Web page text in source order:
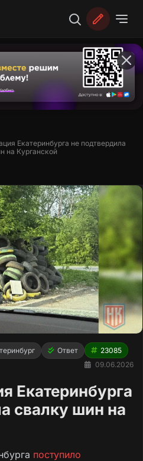
Екатеринбурга не подтвердила
на Курганской
Ответ
23085
09.06.2026
Екатеринбурга
свалку шин на
поступило